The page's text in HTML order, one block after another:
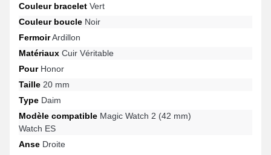
ardillon de qualité supérieure est fixée avec ce genre de bracelet
Magic Watch 2 (42 mm) et beaucoup plus encore de la marque
Honor. Associant qualité de fabrication et polyvalence, ce bracelet
en cuir véritable Honor propose une adaptabilité étendue avec
durabilité accrue.
Couleur bracelet Vert
Couleur boucle Noir
FermoirArdillon
Matériaux Cuir Véritable
PourHonor
Taille 20 mm
Type Daim
Modèle compatible Magic Watch 2 (42 mm)
Watch ES
Anse Droite